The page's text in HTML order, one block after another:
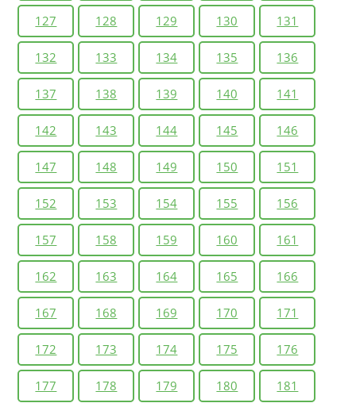
127 128 129 130 131
132 133 134 135 136
137 138 139 140 141
142 143 144 145 146
147 148 149 150 151
152 153 154 155 156
157 158 159 160 161
162 163 164 165 166
167 168 169 170 171
172 173 174 175 176
177 178 179 180 181